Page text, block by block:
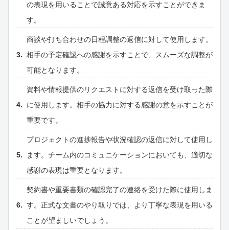
の表現を用いることで誠意ある対応を示すことができま
す。
商談や打ち合わせの日程調整の返信に対して使用します。
相手の予定確認への感謝を示すことで、スムーズな調整が
可能となります。
資料や情報提供のリクエストに対する返信を受け取った際
に使用します。相手の協力に対する感謝の意を示すことが
重要です。
プロジェクトの進捗報告や状況確認の返信に対して使用し
ます。チーム内のコミュニケーションにおいても、適切な
感謝の表現は重要となります。
契約書や重要書類の確認完了の連絡を受けた際に使用しま
す。正式な文書のやり取りでは、より丁寧な表現を用いる
ことが望ましいでしょう。